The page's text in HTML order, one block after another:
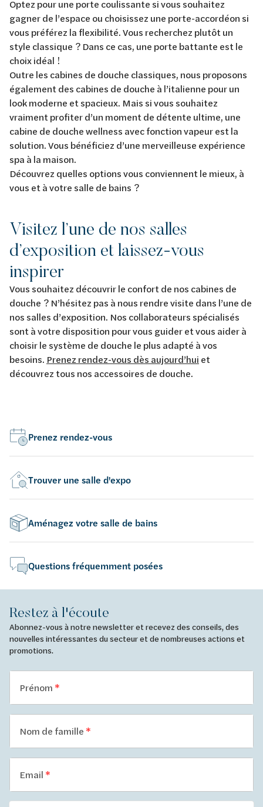
Optez pour une porte coulissante si vous souhaitez
gagner de l’espace ou choisissez une porte-accordéon si
vous préférez la flexibilité. Vous recherchez plutôt un
style classique ? Dans ce cas, une porte battante est le
choix idéal !
Outre les cabines de douche classiques, nous proposons
également des cabines de douche à l’italienne pour un
look moderne et spacieux. Mais si vous souhaitez
vraiment profiter d’un moment de détente ultime, une
cabine de douche wellness avec fonction vapeur est la
solution. Vous bénéficiez d’une merveilleuse expérience
spa à la maison.
Découvrez quelles options vous conviennent le mieux, à
vous et à votre salle de bains ?
Visitez l’une de nos salles
d’exposition et laissez-vous
inspirer
Vous souhaitez découvrir le confort de nos cabines de
douche ? N’hésitez pas à nous rendre visite dans l’une de
nos salles d’exposition. Nos collaborateurs spécialisés
sont à votre disposition pour vous guider et vous aider à
choisir le système de douche le plus adapté à vos
besoins. Prenez rendez-vous dès aujourd’hui et
découvrez tous nos accessoires de douche.
Prenez rendez-vous
Trouver une salle d'expo
Aménagez votre salle de bains
Questions fréquemment posées
Restez à l'écoute
Abonnez-vous à notre newsletter et recevez des conseils, des
nouvelles intéressantes du secteur et de nombreuses actions et
promotions.
Prénom
Nom de famille
Email